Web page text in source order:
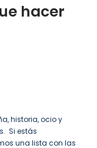
hacer
historia, ocio y
Si estás
una lista con las